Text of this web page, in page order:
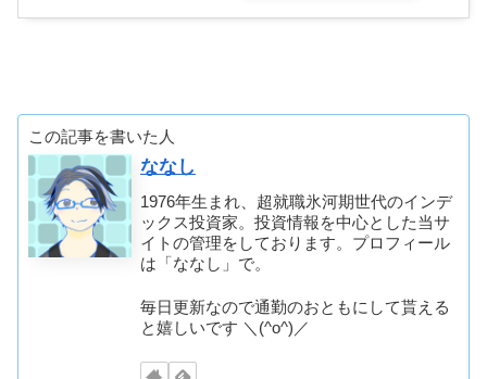
この記事を書いた人
ななし
1976年生まれ、超就職氷河期世代のインデ
ックス投資家。投資情報を中心とした当サ
イトの管理をしております。プロフィール
は「ななし」で。
毎日更新なので通勤のおともにして貰える
と嬉しいです ＼(^o^)／